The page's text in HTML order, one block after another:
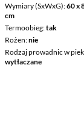
Wymiary (SxWxG) 60 x
cm
Termoobieg tak
Rożen nie
Rodzaj prowadnic w
wytłaczane